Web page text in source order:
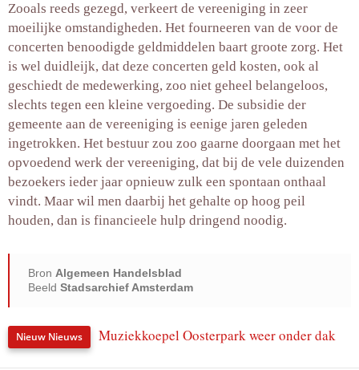
Zooals reeds gezegd, verkeert de vereeniging in zeer
moeilijke omstandigheden. Het fourneeren van de voor de
concerten benoodigde geldmiddelen baart groote zorg. Het
is wel duidleijk, dat deze concerten geld kosten, ook al
geschiedt de medewerking, zoo niet geheel belangeloos,
slechts tegen een kleine vergoeding. De subsidie der
gemeente aan de vereeniging is eenige jaren geleden
ingetrokken. Het bestuur zou zoo gaarne doorgaan met het
opvoedend werk der vereeniging, dat bij de vele duizenden
bezoekers ieder jaar opnieuw zulk een spontaan onthaal
vindt. Maar wil men daarbij het gehalte op hoog peil
houden, dan is financieele hulp dringend noodig.
Bron Algemeen Handelsblad
Beeld Stadsarchief Amsterdam
Nieuw Nieuws Muziekkoepel Oosterpark weer onder dak